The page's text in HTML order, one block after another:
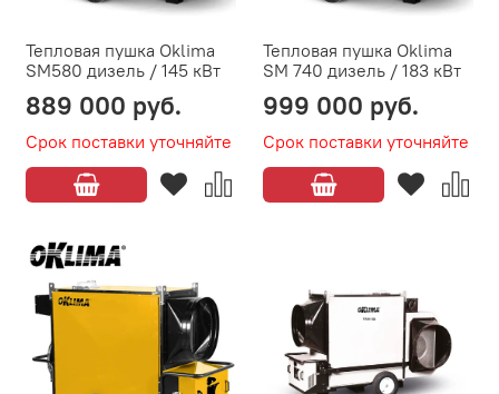
Тепловая пушка Oklima
SМ580 дизель / 145 кВт
Срок поставки уточняйте
889 000 руб.
Тепловая пушка Oklima
SМ 740 дизель / 183 кВт
Срок поставки уточняйте
999 000 руб.